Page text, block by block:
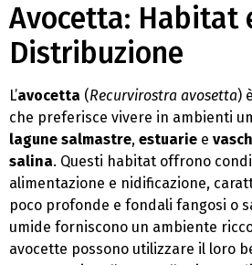
Avocetta: Habitat
Distribuzione
L’avocetta (Recurvirostra avosetta)
che preferisce vivere in ambienti
lagune salmastre, estuarie e
salina. Questi habitat offrono
alimentazione e nidificazione,
poco profonde e fondali fangosi o
umide forniscono un ambiente
avocette possono utilizzare il loro